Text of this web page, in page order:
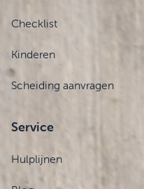
Checklist
Kinderen
Scheiding aanvragen
Service
Hulplijnen